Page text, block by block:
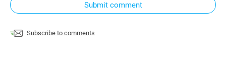
Submit comment
Subscribe to comments